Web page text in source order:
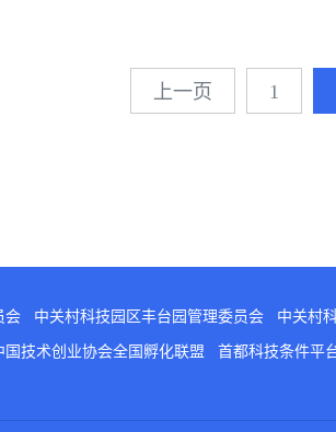
上一页 1
会 中关村科技园区丰台园管理委员会 中关村
国技术创业协会全国孵化联盟 首都科技条件平